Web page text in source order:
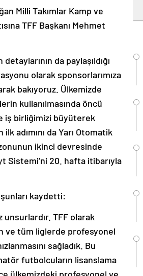
Milli Takımlar Kamp ve
TFF Başkanı Mehmet
da paylaşıldığı
olarak sponsorlarımıza
bakıyoruz. Ülkemizde
kullanılmasında öncü
iş birliğimizi büyüterek
adımını da Yarı Otomatik
ikinci devresinde
Sistemi’ni 20. hafta itibarıyla
kaydetti:
TFF olarak
ve tüm liglerde profesyonel
sağladık. Bu
futbolcuların lisanslama